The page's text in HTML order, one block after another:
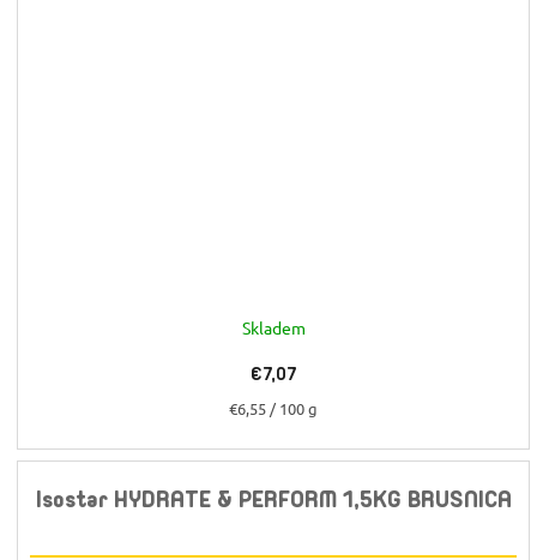
Skladem
€7,07
Jednotková
€6,55 / 100 g
Isostar HYDRATE & PERFORM 1,5KG BRUSNICA